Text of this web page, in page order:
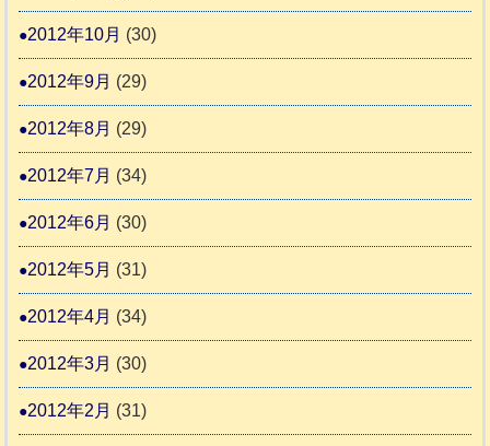
2012年10月 (30)
2012年9月 (29)
2012年8月 (29)
2012年7月 (34)
2012年6月 (30)
2012年5月 (31)
2012年4月 (34)
2012年3月 (30)
2012年2月 (31)